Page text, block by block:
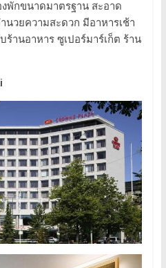
พักขนาดมาตรฐาน สะอาด
นวยความสะดวก มีอาหารเช้า
านอาหาร ซูเปอร์มาร์เก็ต ร้าน